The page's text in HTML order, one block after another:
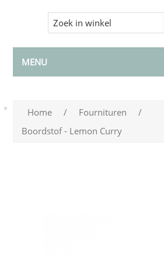
MENU
Home / Fournituren
/
Boordstof - Lemon Curry